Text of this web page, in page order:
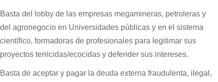
Basta del lobby de las empresas megamineras, petroleras y
del agronegocio en Universidades públicas y en el sistema
científico, formadoras de profesionales para legitimar sus
proyectos terricidas/ecocidas y defender sus intereses.
Basta de aceptar y pagar la deuda externa fraudulenta, ilegal,